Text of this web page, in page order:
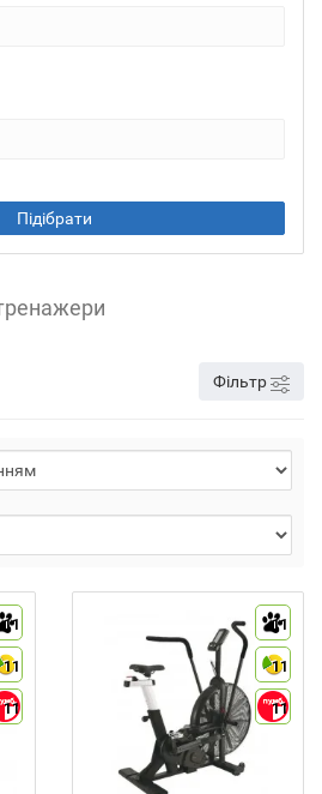
Підібрати
Фільтр
11
11
11
11
11
11